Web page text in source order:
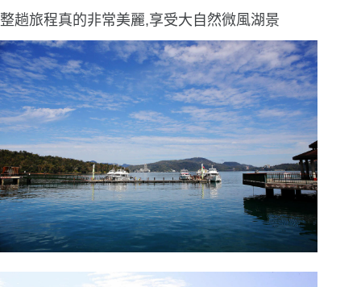
整趟旅程真的非常美麗,享受大自然微風湖景